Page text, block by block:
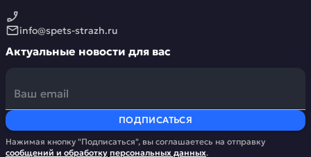
info@spets-strazh.ru
Актуальные новости для вас
ПОДПИСАТЬСЯ
Нажимая кнопку "Подписаться", вы соглашаетесь на отправку
сообщений и обработку персональных данных.